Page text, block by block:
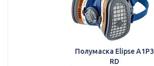
Полумаска Elipse A1P3
RD